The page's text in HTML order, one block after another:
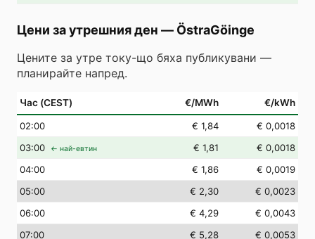
Цени за утрешния ден — ÖstraGöinge
Цените за утре току-що бяха публикувани —
планирайте напред.
Час (CEST) €/MWh €/kWh
02:00 € 1,84
€ 0,0018
03:00 ← най-евтин € 1,81
€ 0,0018
04:00 € 1,86
€ 0,0019
05:00 € 2,30
€ 0,0023
06:00 € 4,29
€ 0,0043
07:00 € 5,28
€ 0,0053